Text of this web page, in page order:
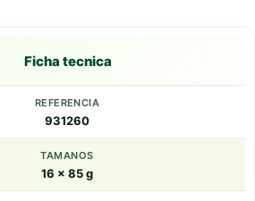
Ficha tecnica
REFERENCIA
931260
TAMANOS
16 x 85 g